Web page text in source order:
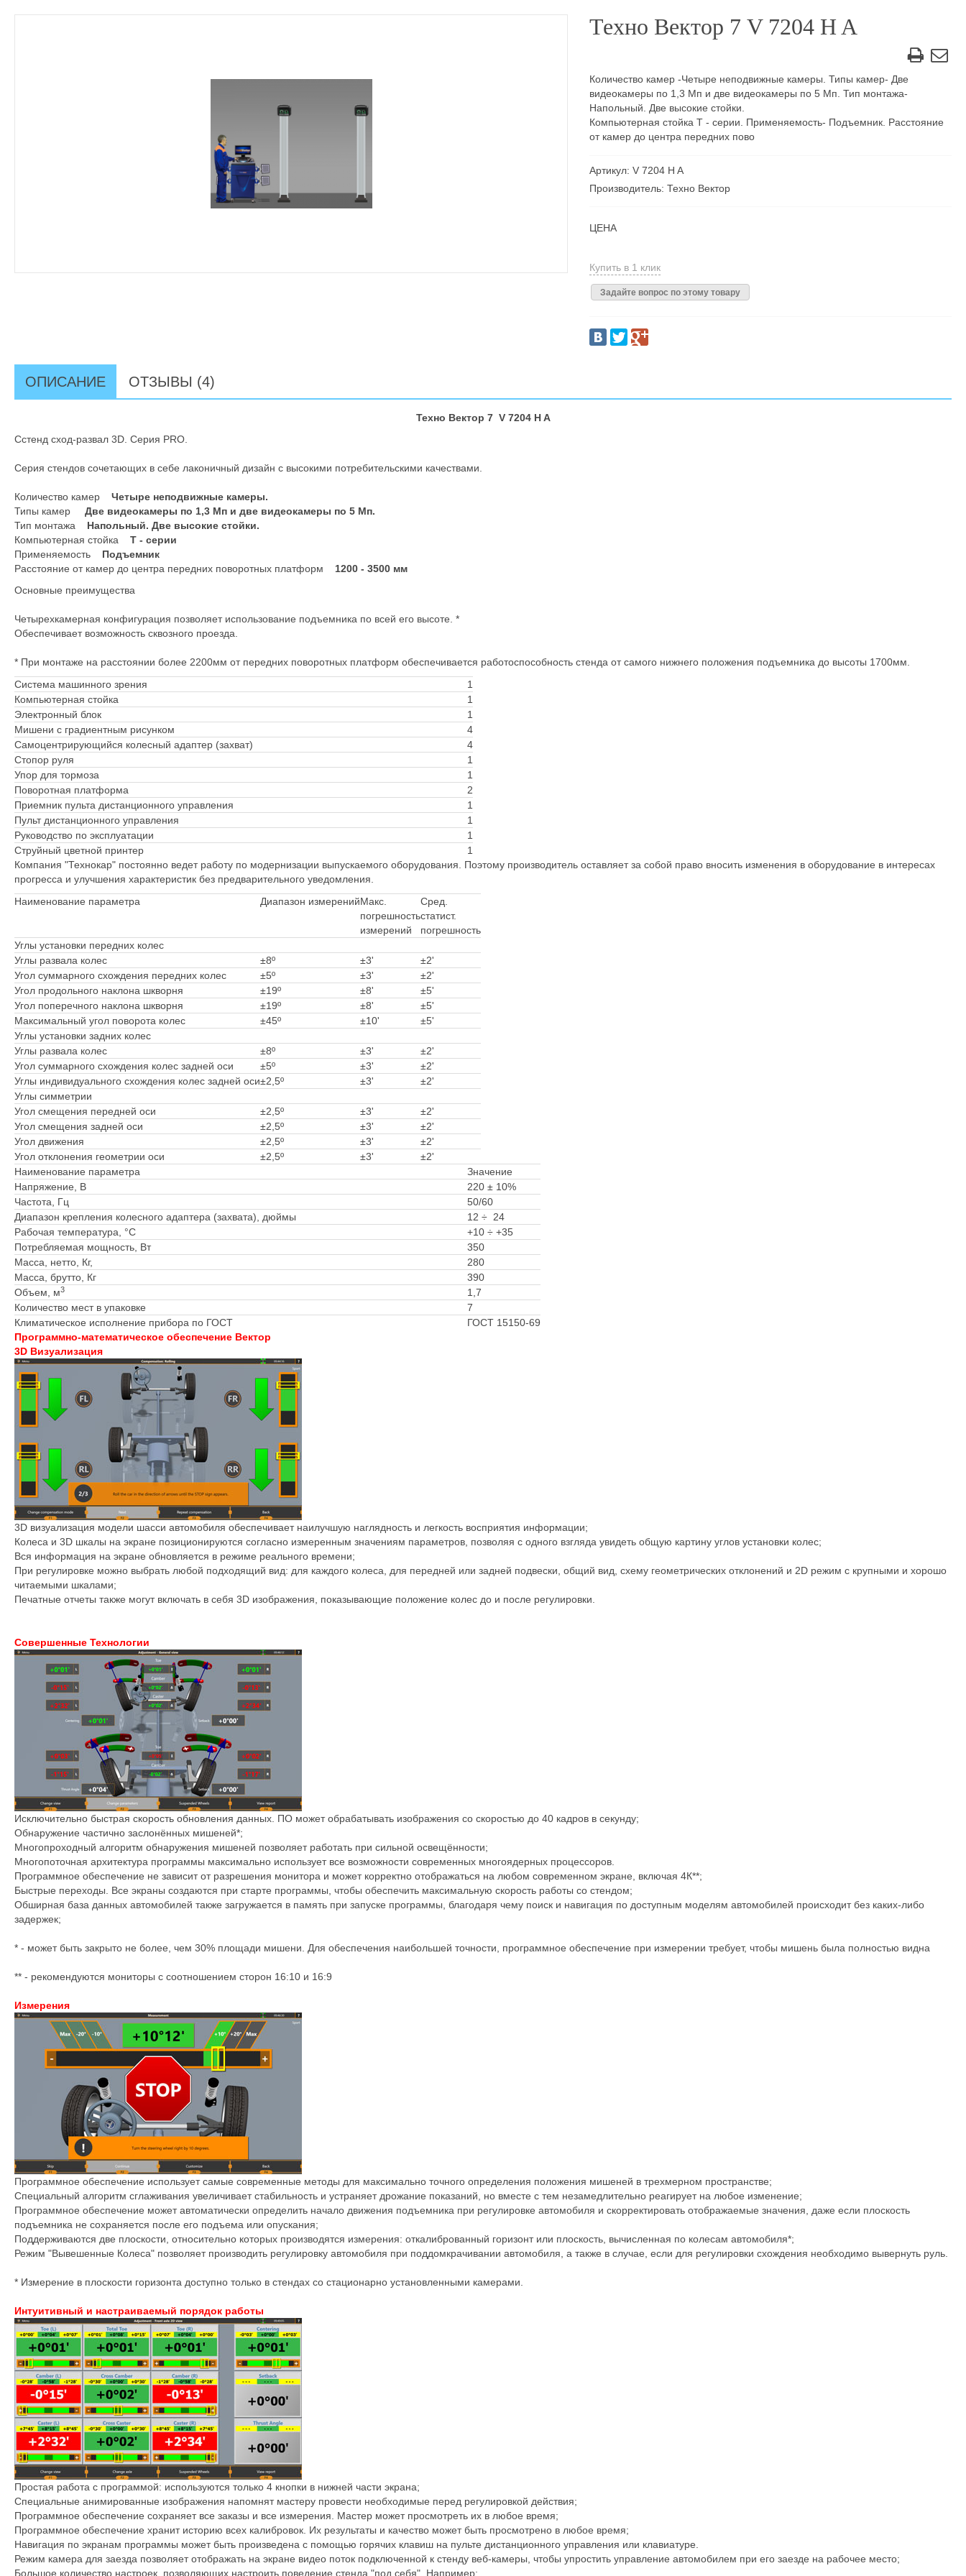
Техно Вектор 7 V 7204 H A
Количество камер -Четыре неподвижные камеры. Типы камер- Две
видеокамеры по 1,3 Мп и две видеокамеры по 5 Мп. Тип монтажа-
Напольный. Две высокие стойки.
Компьютерная стойка T - серии. Применяемость- Подъемник. Расстояние
от камер до центра передних пово
Артикул: V 7204 H A
Производитель: Техно Вектор
ЦЕНА
Купить в 1 клик
Задайте вопрос по этому товару
ОПИСАНИЕ ОТЗЫВЫ (4)
Техно Вектор 7 V 7204 H A
Сстенд сход-развал 3D. Серия PRO.
Серия стендов сочетающих в себе лаконичный дизайн с высокими потребительскими качествами.
Количество камер Четыре неподвижные камеры.
Типы камер Две видеокамеры по 1,3 Мп и две видеокамеры по 5 Мп.
Тип монтажа Напольный. Две высокие стойки.
Компьютерная стойка T - серии
Применяемость Подъемник
Расстояние от камер до центра передних поворотных платформ
1200 - 3500 мм
Основные преимущества
Четырехкамерная конфигурация позволяет использование подъемника по всей его высоте. *
Обеспечивает возможность сквозного проезда.
* При монтаже на расстоянии более 2200мм от передних поворотных платформ обеспечивается работоспособность стенда от самого нижнего положения подъемника до высоты 1700мм.
Система машинного зрения
1
Компьютерная стойка
1
Электронный блок
1
Мишени с градиентным рисунком
4
Самоцентрирующийся колесный адаптер (захват)
4
Стопор руля
1
Упор для тормоза
1
Поворотная платформа
2
Приемник пульта дистанционного управления
1
Пульт дистанционного управления
1
Руководство по эксплуатации
1
Струйный цветной принтер
1
Компания "Технокар" постоянно ведет работу по модернизации выпускаемого оборудования. Поэтому производитель оставляет за собой право вносить изменения в оборудование в интересах
прогресса и улучшения характеристик без предварительного уведомления.
Наименование параметра
Диапазон измеренийМакс.
погрешность
измерений
Сред.
статист.
погрешность
Углы установки передних колес
Углы развала колес
±8º ±3'
±2'
Угол суммарного схождения передних колес
±5º ±3'
±2'
Угол продольного наклона шкворня
±19º ±8'
±5'
Угол поперечного наклона шкворня
±19º ±8'
±5'
Максимальный угол поворота колес
±45º ±10'
±5'
Углы установки задних колес
Углы развала колес
±8º ±3'
±2'
Угол суммарного схождения колес задней оси
±5º ±3'
±2'
Углы индивидуального схождения колес задней оси±2,5º ±3'
±2'
Углы симметрии
Угол смещения передней оси
±2,5º ±3'
±2'
Угол смещения задней оси
±2,5º ±3'
±2'
Угол движения
±2,5º ±3'
±2'
Угол отклонения геометрии оси
±2,5º ±3'
±2'
Наименование параметра
Значение
Напряжение, В
220 ± 10%
Частота, Гц
50/60
Диапазон крепления колесного адаптера (захвата), дюймы
12 ÷ 24
Рабочая температура, °С
+10 ÷ +35
Потребляемая мощность, Вт
350
Масса, нетто, Кг,
280
Масса, брутто, Кг
390
Объем, м3
1,7
Количество мест в упаковке
7
Климатическое исполнение прибора по ГОСТ
ГОСТ 15150-69
Программно-математическое обеспечение Вектор
3D Визуализация
3D визуализация модели шасси автомобиля обеспечивает наилучшую наглядность и легкость восприятия информации;
Колеса и 3D шкалы на экране позиционируются согласно измеренным значениям параметров, позволяя с одного взгляда увидеть общую картину углов установки колес;
Вся информация на экране обновляется в режиме реального времени;
При регулировке можно выбрать любой подходящий вид: для каждого колеса, для передней или задней подвески, общий вид, схему геометрических отклонений и 2D режим с крупными и хорошо
читаемыми шкалами;
Печатные отчеты также могут включать в себя 3D изображения, показывающие положение колес до и после регулировки.
Совершенные Технологии
Исключительно быстрая скорость обновления данных. ПО может обрабатывать изображения со скоростью до 40 кадров в секунду;
Обнаружение частично заслонённых мишеней*;
Многопроходный алгоритм обнаружения мишеней позволяет работать при сильной освещённости;
Многопоточная архитектура программы максимально использует все возможности современных многоядерных процессоров.
Программное обеспечение не зависит от разрешения монитора и может корректно отображаться на любом современном экране, включая 4К**;
Быстрые переходы. Все экраны создаются при старте программы, чтобы обеспечить максимальную скорость работы со стендом;
Обширная база данных автомобилей также загружается в память при запуске программы, благодаря чему поиск и навигация по доступным моделям автомобилей происходит без каких-либо
задержек;
* - может быть закрыто не более, чем 30% площади мишени. Для обеспечения наибольшей точности, программное обеспечение при измерении требует, чтобы мишень была полностью видна
** - рекомендуются мониторы с соотношением сторон 16:10 и 16:9
Измерения
Программное обеспечение использует самые современные методы для максимально точного определения положения мишеней в трехмерном пространстве;
Специальный алгоритм сглаживания увеличивает стабильность и устраняет дрожание показаний, но вместе с тем незамедлительно реагирует на любое изменение;
Программное обеспечение может автоматически определить начало движения подъемника при регулировке автомобиля и скорректировать отображаемые значения, даже если плоскость
подъемника не сохраняется после его подъема или опускания;
Поддерживаются две плоскости, относительно которых производятся измерения: откалиброванный горизонт или плоскость, вычисленная по колесам автомобиля*;
Режим "Вывешенные Колеса" позволяет производить регулировку автомобиля при поддомкрачивании автомобиля, а также в случае, если для регулировки схождения необходимо вывернуть руль.
* Измерение в плоскости горизонта доступно только в стендах со стационарно установленными камерами.
Интуитивный и настраиваемый порядок работы
Простая работа с программой: используются только 4 кнопки в нижней части экрана;
Специальные анимированные изображения напомнят мастеру провести необходимые перед регулировкой действия;
Программное обеспечение сохраняет все заказы и все измерения. Мастер может просмотреть их в любое время;
Программное обеспечение хранит историю всех калибровок. Их результаты и качество может быть просмотрено в любое время;
Навигация по экранам программы может быть произведена с помощью горячих клавиш на пульте дистанционного управления или клавиатуре.
Режим камера для заезда позволяет отображать на экране видео поток подключенной к стенду веб-камеры, чтобы упростить управление автомобилем при его заезде на рабочее место;
Большое количество настроек, позволяющих настроить поведение стенда "под себя". Например: